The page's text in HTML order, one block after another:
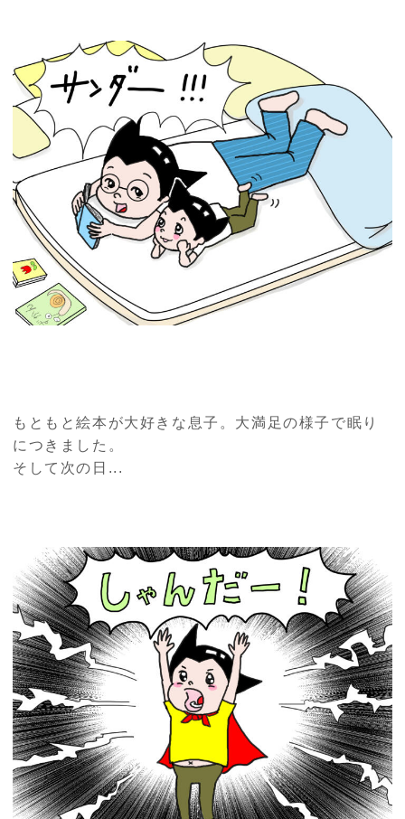
もともと絵本が大好きな息子。大満足の様子で眠り
につきました。
そして次の日...